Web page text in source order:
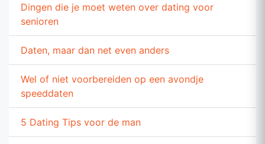
Dingen die je moet weten over dating voor
senioren
Daten, maar dan net even anders
Wel of niet voorbereiden op een avondje
speeddaten
5 Dating Tips voor de man